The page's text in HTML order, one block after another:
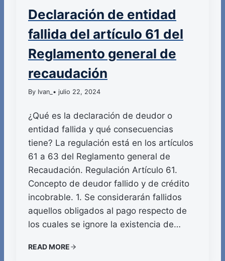
Declaración de entidad
fallida del artículo 61 del
Reglamento general de
recaudación
By Ivan_ • julio 22, 2024
¿Qué es la declaración de deudor o
entidad fallida y qué consecuencias
tiene? La regulación está en los artículos
61 a 63 del Reglamento general de
Recaudación. Regulación Artículo 61.
Concepto de deudor fallido y de crédito
incobrable. 1. Se considerarán fallidos
aquellos obligados al pago respecto de
los cuales se ignore la existencia de…
READ MORE